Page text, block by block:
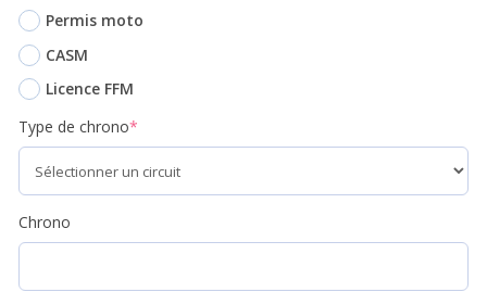
Permis moto
CASM
Licence FFM
Type de chrono*
Chrono